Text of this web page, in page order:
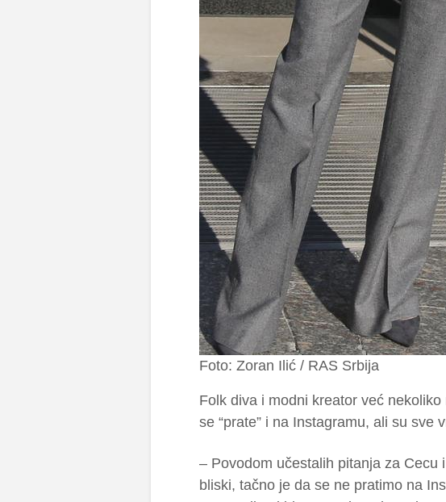
Foto: Zoran Ilić / RAS Srbija
Folk diva i modni kreator već
se “prate” i na Instagramu, ali su sve
– Povodom učestalih pitanja za
bliski, tačno je da se ne pratimo na